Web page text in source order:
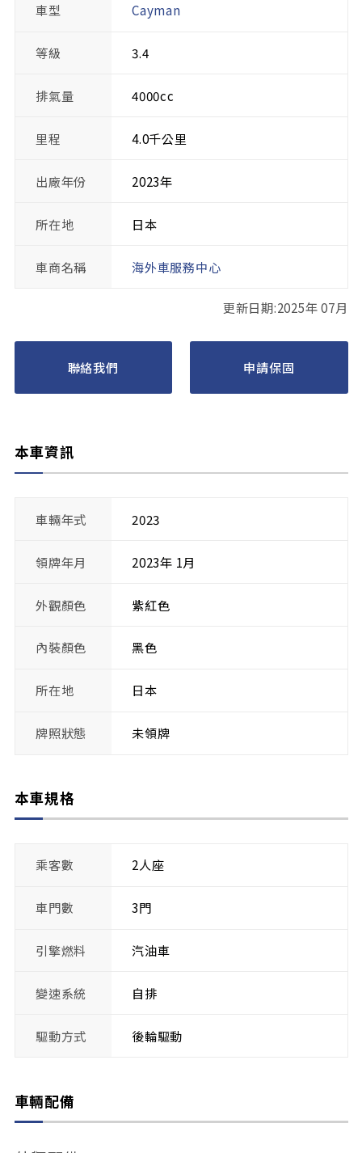
車型 Cayman
等級 3.4
排氣量 4000cc
里程 4.0千公里
出廠年份 2023年
所在地 日本
車商名稱 海外車服務中心
更新日期:2025年 07月
聯絡我們 申請保固
本車資訊
車輛年式 2023
領牌年月 2023年 1月
外觀顏色 紫紅色
內裝顏色 黑色
所在地 日本
牌照狀態 未領牌
本車規格
乘客數 2人座
車門數 3門
引擎燃料 汽油車
變速系統 自排
驅動方式 後輪驅動
車輛配備